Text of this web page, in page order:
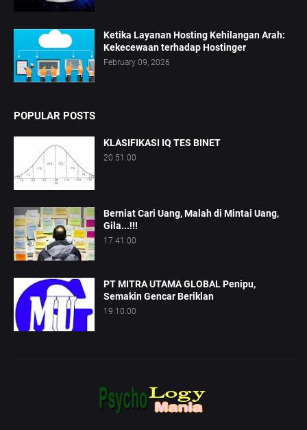
Ketika Layanan Hosting Kehilangan Arah:
Kekecewaan terhadap Hostinger
February 09, 2026
POPULAR POSTS
KLASIFIKASI IQ TES BINET
20.51.00
Berniat Cari Uang, Malah di Mintai Uang,
Gila...!!!
17.41.00
PT MITRA UTAMA GLOBAL Penipu,
Semakin Gencar Beriklan
19.10.00